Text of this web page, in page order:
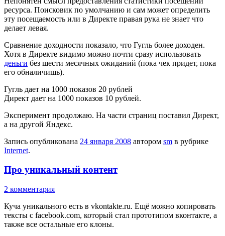
ресурса. Поисковик по умолчанию и сам может определить
эту посещаемость или в Директе правая рука не знает что
делает левая.
Сравнение доходности показало, что Гугль более доходен.
Хотя в Директе видимо можно почти сразу использовать
деньги без шести месячных ожиданий (пока чек придет, пока
его обналичишь).
Гугль дает на 1000 показов 20 рублей
Директ дает на 1000 показов 10 рублей.
Эксперимент продолжаю. На части страниц поставил Директ,
а на другой Яндекс.
Запись опубликована 24 января 2008 автором sm в рубрике
Internet.
Про уникальный контент
2 комментария
Куча уникального есть в vkontakte.ru. Ещё можно копировать
тексты с facebook.com, который стал прототипом вконтакте, а
также все остальные его клоны.